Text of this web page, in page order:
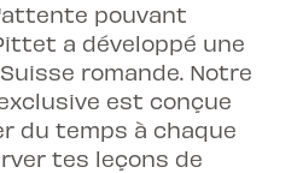
pouvant
a développé une
romande. Notre
est conçue
du temps à chaque
tes leçons de